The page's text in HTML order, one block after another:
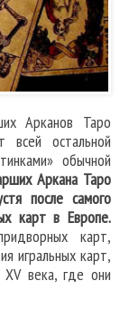
Арканов Таро
остальной
обычной
Аркана Таро
после самого
карт в Европе.
карт,
игральных карт,
века, где они